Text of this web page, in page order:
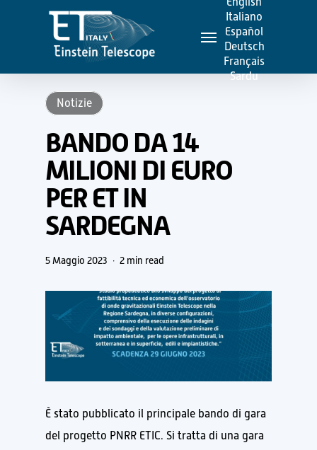
content
Menu
Italiano
Español
Deutsch
Français
Sardu
Notizie
BANDO DA 14
MILIONI DI EURO
PER ET IN
SARDEGNA
5 Maggio 2023 2 min read
È stato pubblicato il principale bando di gara
del progetto PNRR ETIC. Si tratta di una gara